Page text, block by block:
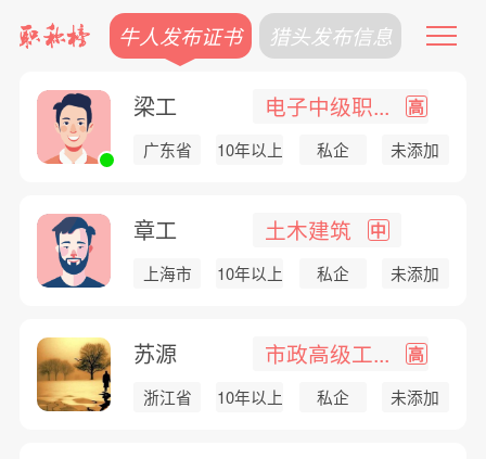
牛人发布证书 猎头发布信息
梁工 电子中级职... 高
广东省 10年以上 私企 未添加
章工 土木建筑 中
上海市 10年以上 私企 未添加
苏源 市政高级工... 高
浙江省 10年以上 私企 未添加